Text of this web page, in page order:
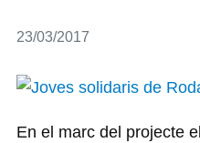
Detalls
23/03/2017
En el marc del projecte